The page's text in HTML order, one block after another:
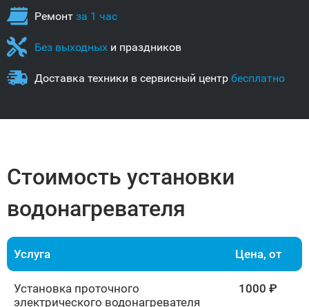
Ремонт за 1 час
Без выходных и праздников
Доставка техники в сервисный центр бесплатно
Стоимость установки
водонагревателя
Услуга Цена, от
Установка проточного
электрического водонагревателя
1000 ₽